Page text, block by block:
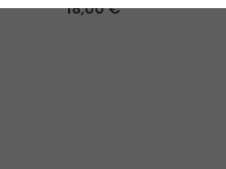
18,00 €